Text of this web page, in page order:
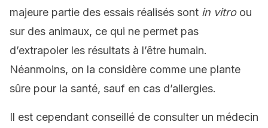
majeure partie des essais réalisés sont in vitro ou
sur des animaux, ce qui ne permet pas
d’extrapoler les résultats à l’être humain.
Néanmoins, on la considère comme une plante
sûre pour la santé, sauf en cas d’allergies.
Il est cependant conseillé de consulter un médecin